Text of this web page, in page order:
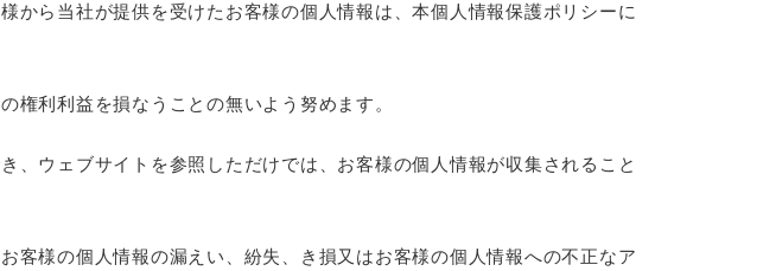
から当社が提供を受けたお客様の個人情報は、本個人情報保護ポリシーに
権利利益を損なうことの無いよう努めます。
ウェブサイトを参照しただけでは、お客様の個人情報が収集されること
客様の個人情報の漏えい、紛失、き損又はお客様の個人情報への不正なア